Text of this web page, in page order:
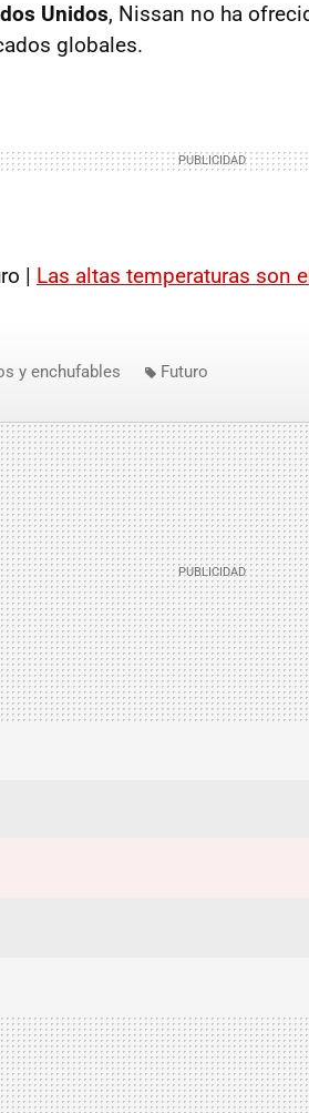
Unidos, Nissan no ha
globales.
| Las altas temperaturas son
y enchufables Futuro